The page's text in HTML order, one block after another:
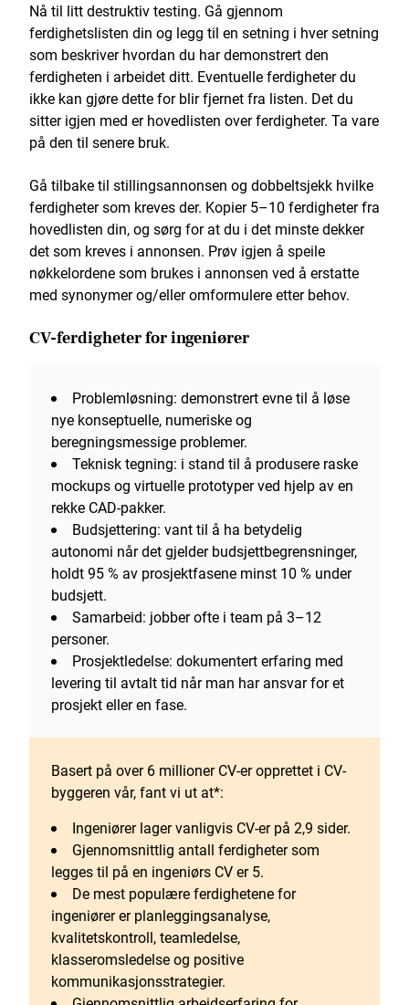
Nå til litt destruktiv testing. Gå gjennom
ferdighetslisten din og legg til en setning i hver setning
som beskriver hvordan du har demonstrert den
ferdigheten i arbeidet ditt. Eventuelle ferdigheter du
ikke kan gjøre dette for blir fjernet fra listen. Det du
sitter igjen med er hovedlisten over ferdigheter. Ta vare
på den til senere bruk.
Gå tilbake til stillingsannonsen og dobbeltsjekk hvilke
ferdigheter som kreves der. Kopier 5–10 ferdigheter fra
hovedlisten din, og sørg for at du i det minste dekker
det som kreves i annonsen. Prøv igjen å speile
nøkkelordene som brukes i annonsen ved å erstatte
med synonymer og/eller omformulere etter behov.
CV-ferdigheter for ingeniører
Problemløsning: demonstrert evne til å løse
nye konseptuelle, numeriske og
beregningsmessige problemer.
Teknisk tegning: i stand til å produsere raske
mockups og virtuelle prototyper ved hjelp av en
rekke CAD-pakker.
Budsjettering: vant til å ha betydelig
autonomi når det gjelder budsjettbegrensninger,
holdt 95 % av prosjektfasene minst 10 % under
budsjett.
Samarbeid: jobber ofte i team på 3–12
personer.
Prosjektledelse: dokumentert erfaring med
levering til avtalt tid når man har ansvar for et
prosjekt eller en fase.
Basert på over 6 millioner CV-er opprettet i CV-
byggeren vår, fant vi ut at*:
Ingeniører lager vanligvis CV-er på 2,9 sider.
Gjennomsnittlig antall ferdigheter som
legges til på en ingeniørs CV er 5.
De mest populære ferdighetene for
ingeniører er planleggingsanalyse,
kvalitetskontroll, teamledelse,
klasseromsledelse og positive
kommunikasjonsstrategier.